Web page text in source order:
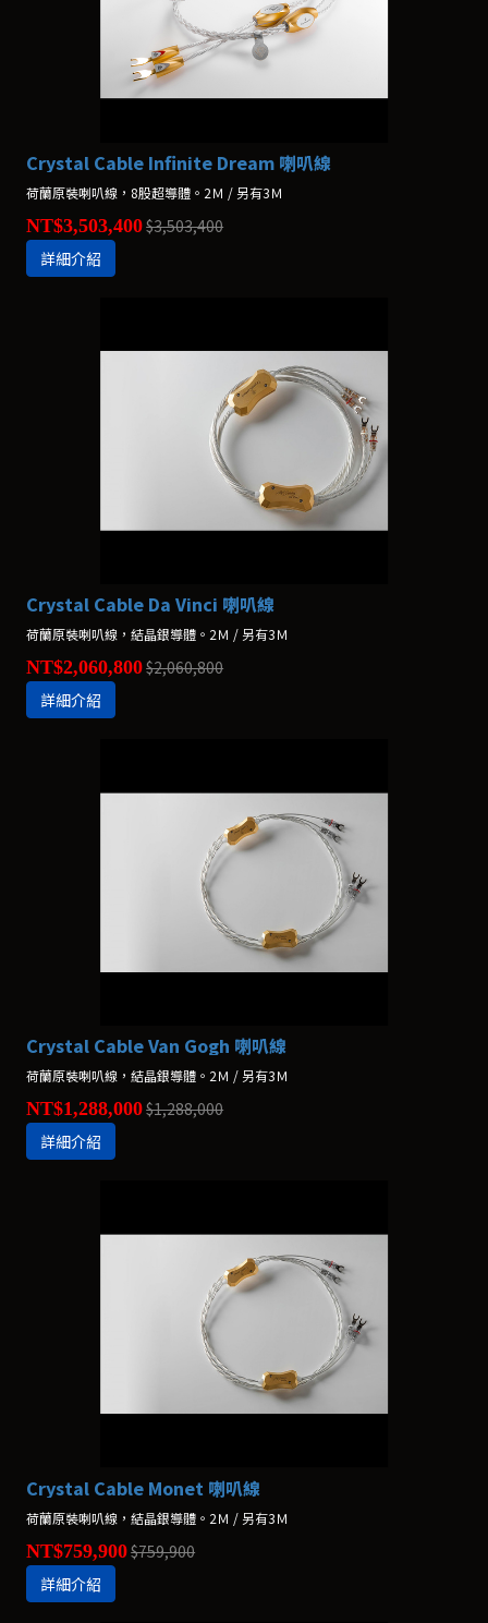
Crystal Cable Infinite Dream 喇叭線
荷蘭原裝喇叭線，8股超導體。2Ｍ / 另有3Ｍ
NT$3,503,400$3,503,400
詳細介紹
Crystal Cable Da Vinci 喇叭線
荷蘭原裝喇叭線，結晶銀導體。2Ｍ / 另有3Ｍ
NT$2,060,800$2,060,800
詳細介紹
Crystal Cable Van Gogh 喇叭線
荷蘭原裝喇叭線，結晶銀導體。2Ｍ / 另有3Ｍ
NT$1,288,000$1,288,000
詳細介紹
Crystal Cable Monet 喇叭線
荷蘭原裝喇叭線，結晶銀導體。2Ｍ / 另有3Ｍ
NT$759,900$759,900
詳細介紹